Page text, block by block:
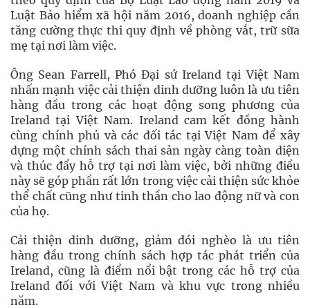
Luật Bảo hiểm xã hội năm 2016, doanh nghiệp cần
tăng cường thực thi quy định về phòng vắt, trữ sữa
mẹ tại nơi làm việc.
Ông Sean Farrell, Phó Đại sứ Ireland tại Việt Nam
nhấn mạnh việc cải thiện dinh dưỡng luôn là ưu tiên
hàng đầu trong các hoạt động song phương của
Ireland tại Việt Nam. Ireland cam kết đồng hành
cùng chính phủ và các đối tác tại Việt Nam để xây
dựng một chính sách thai sản ngày càng toàn diện
và thúc đẩy hỗ trợ tại nơi làm việc, bởi những điều
này sẽ góp phần rất lớn trong việc cải thiện sức khỏe
thể chất cũng như tinh thần cho lao động nữ và con
của họ.
Cải thiện dinh dưỡng, giảm đói nghèo là ưu tiên
hàng đầu trong chính sách hợp tác phát triển của
Ireland, cũng là điểm nổi bật trong các hỗ trợ của
Ireland đối với Việt Nam và khu vực trong nhiều
năm.